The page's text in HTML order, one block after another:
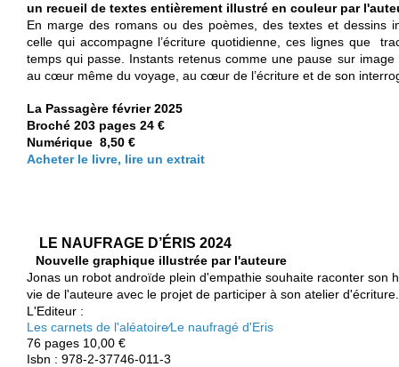
un recueil de textes entièrement illustré en couleur par
En marge des romans ou des poèmes, des textes et dessins
celle qui accompagne l’écriture quotidienne, ces lignes que
temps qui passe. Instants retenus comme une pause sur
au cœur même du voyage, au cœur de l’écriture et de son
La Passagère février 2025
Broché 203 pages 24 €
Numérique 8,50 €
Acheter le livre, lire un extrait
LE NAUFRAGE D’ÉRIS 2024
Nouvelle graphique illustrée par l'auteure
Jonas un robot androïde plein d'empathie souhaite raconter son
vie de l'auteure avec le projet de participer à son atelier
L'Editeur :
Les carnets de l'aléatoire∕Le naufragé d'Eris
76 pages 10,00 €
Isbn : 978-2-37746-011-3